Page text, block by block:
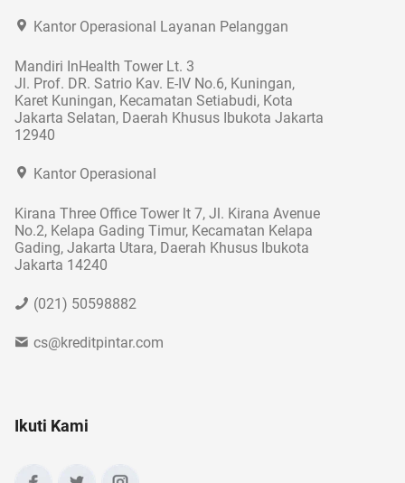
Kantor Operasional Layanan Pelanggan
Mandiri InHealth Tower Lt. 3
Jl. Prof. DR. Satrio Kav. E-IV No.6, Kuningan,
Karet Kuningan, Kecamatan Setiabudi, Kota
Jakarta Selatan, Daerah Khusus Ibukota Jakarta
12940
Kantor Operasional
Kirana Three Office Tower lt 7, Jl. Kirana Avenue
No.2, Kelapa Gading Timur, Kecamatan Kelapa
Gading, Jakarta Utara, Daerah Khusus Ibukota
Jakarta 14240
(021) 50598882
cs@kreditpintar.com
Ikuti Kami